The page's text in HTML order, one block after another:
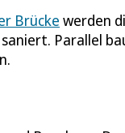
Brücke werden
Parallel